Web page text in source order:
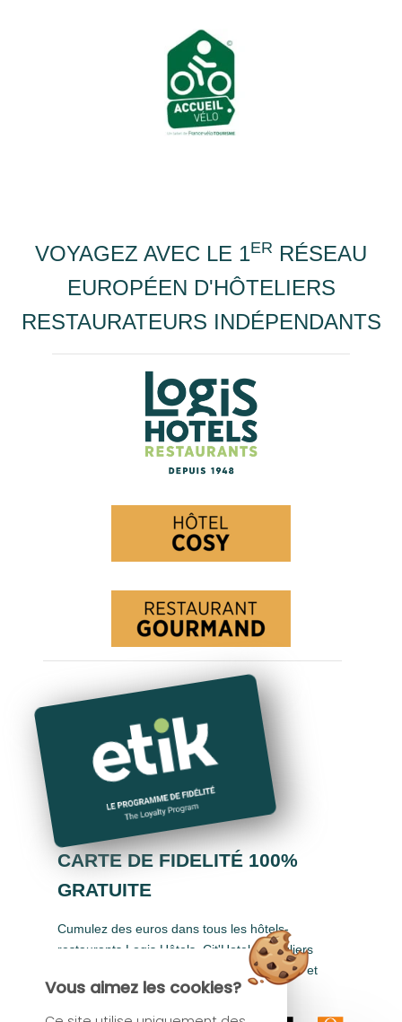
VOYAGEZ AVEC LE 1ER RÉSEAU
EUROPÉEN D'HÔTELIERS
RESTAURATEURS INDÉPENDANTS
CARTE DE FIDELITÉ 100%
GRATUITE
Cumulez des euros dans tous les hôtels-
restaurants Logis Hôtels, Cit'Hotel, Singuliers
Hôtels, Demeures & Châteaux, Urban Style et
Auberge de Pays.
Vous aimez les cookies?